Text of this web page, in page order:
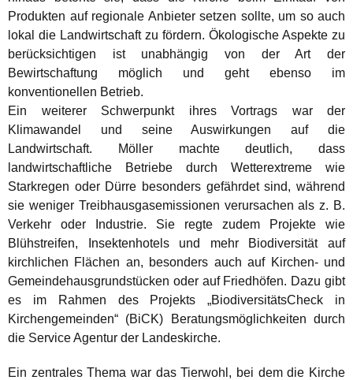
Produkten auf regionale Anbieter setzen sollte, um so auch
lokal die Landwirtschaft zu fördern. Ökologische Aspekte zu
berücksichtigen ist unabhängig von der Art der
Bewirtschaftung möglich und geht ebenso im
konventionellen Betrieb.
Ein weiterer Schwerpunkt ihres Vortrags war der
Klimawandel und seine Auswirkungen auf die
Landwirtschaft. Möller machte deutlich, dass
landwirtschaftliche Betriebe durch Wetterextreme wie
Starkregen oder Dürre besonders gefährdet sind, während
sie weniger Treibhausgasemissionen verursachen als z. B.
Verkehr oder Industrie. Sie regte zudem Projekte wie
Blühstreifen, Insektenhotels und mehr Biodiversität auf
kirchlichen Flächen an, besonders auch auf Kirchen- und
Gemeindehausgrundstücken oder auf Friedhöfen. Dazu gibt
es im Rahmen des Projekts „BiodiversitätsCheck in
Kirchengemeinden“ (BiCK) Beratungsmöglichkeiten durch
die Service Agentur der Landeskirche.
Ein zentrales Thema war das Tierwohl, bei dem die Kirche